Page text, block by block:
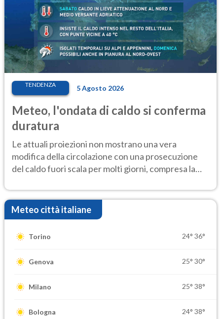
TENDENZA 5 Agosto 2026
Meteo, l'ondata di caldo si conferma
duratura
Le attuali proiezioni non mostrano una vera
modifica della circolazione con una prosecuzione
del caldo fuori scala per molti giorni, compresa la
Meteo città italiane
Torino 24° 36°
Genova 25° 30°
Milano 25° 38°
Bologna 24° 38°